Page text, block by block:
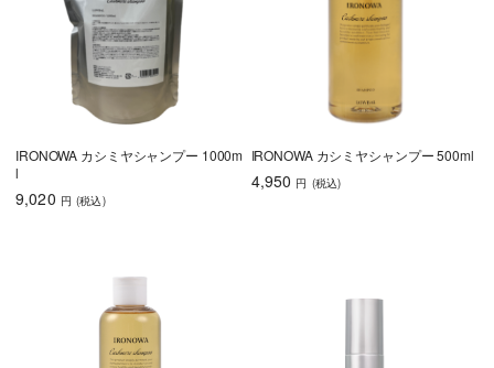
IRONOWA カシミヤシャンプー 1000m
l
9,020 円 (税込)
IRONOWA カシミヤシャンプー 500ml
4,950 円 (税込)